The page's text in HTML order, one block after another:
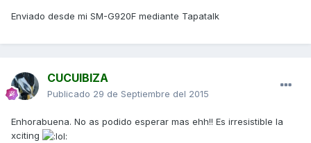
Enviado desde mi SM-G920F mediante Tapatalk
CUCUIBIZA
Publicado 29 de Septiembre del 2015
Enhorabuena. No as podido esperar mas ehh!! Es irresistible la
xciting